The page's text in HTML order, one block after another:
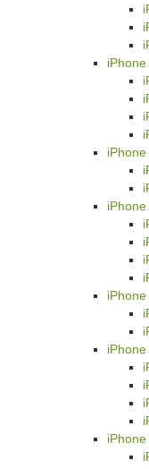
iPhone
iPhone